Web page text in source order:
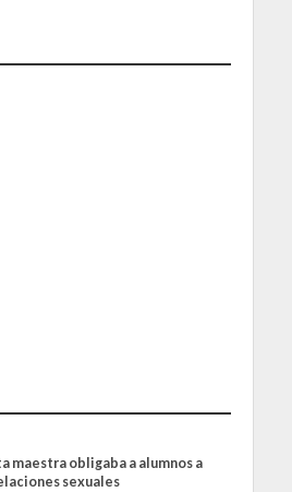
maestra obligaba a alumnos a
sexuales